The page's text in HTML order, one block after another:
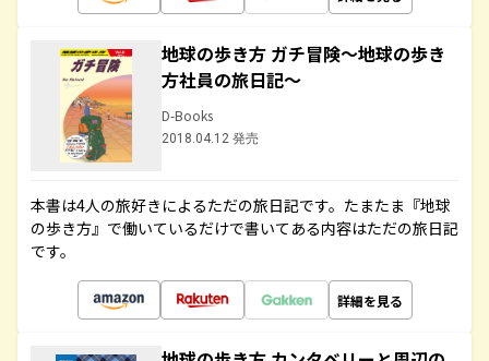
地球の歩き方 ガチ冒険～地球の歩き
方社員の旅日記～
D-Books
2018.04.12 発売
本書は4人の旅好きによるただの旅日記です。たまたま『地球
の歩き方』で働いているだけで書いてある内容はただの旅日記
です。
詳細を見る